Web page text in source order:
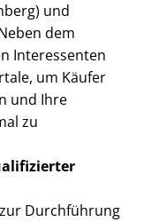
und
dem
Interessenten
um Käufer
und Ihre
zu
Durchführung